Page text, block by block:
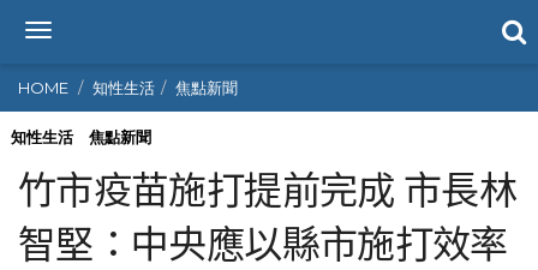
T
g
g
l
n
a
v
i
HOME 知性生活 焦點新聞
知性生活 焦點新聞
竹市疫苗施打提前完成 市長林
智堅：中央應以縣市施打效率